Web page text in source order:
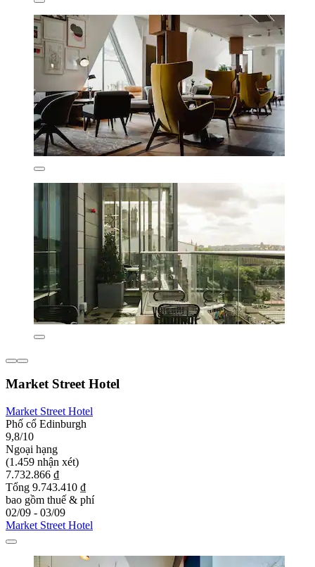
Market Street Hotel
Market Street Hotel
Phố cổ Edinburgh
9,8/10
Ngoại hạng
(1.459 nhận xét)
7.732.866 ₫
Tổng 9.743.410 ₫
bao gồm thuế & phí
02/09 - 03/09
Market Street Hotel